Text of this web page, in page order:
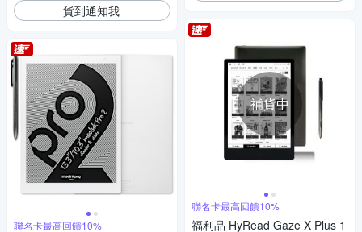
貨到通知我
聯名卡最高回饋10%
補貨中
聯名卡最高回饋10%
福利品 HyRead Gaze X Plus 1